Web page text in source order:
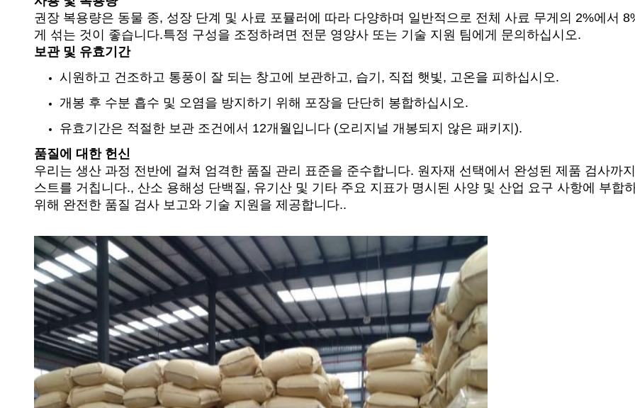
권장 복용량은 동물 종, 성장 단계 및 사료 포뮬러에 따라 다양하며 일반적으로 전체 사료 무게의 2%에서
게 섞는 것이 좋습니다.특정 구성을 조정하려면 전문 영양사 또는 기술 지원 팀에게 문의하십시오.
보관 및 유효기간
시원하고 건조하고 통풍이 잘 되는 창고에 보관하고, 습기, 직접 햇빛, 고온을 피하십시오.
개봉 후 수분 흡수 및 오염을 방지하기 위해 포장을 단단히 봉합하십시오.
유효기간은 적절한 보관 조건에서 12개월입니다 (오리지널 개봉되지 않은 패키지).
품질에 대한 헌신
우리는 생산 과정 전반에 걸쳐 엄격한 품질 관리 표준을 준수합니다. 원자재 선택에서 완성된 제품 검사까
스트를 거칩니다., 산소 용해성 단백질, 유기산 및 기타 주요 지표가 명시된 사양 및 산업 요구 사항에 부합
위해 완전한 품질 검사 보고와 기술 지원을 제공합니다..